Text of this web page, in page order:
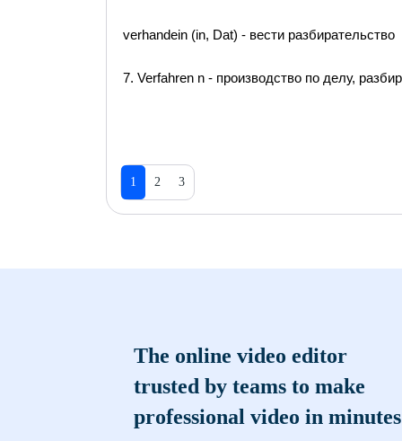
verhandein (in, Dat) - вести разбирательство
7. Verfahren n - производство по делу,
1 2 3
The online video editor
trusted by teams to make
professional video in minutes